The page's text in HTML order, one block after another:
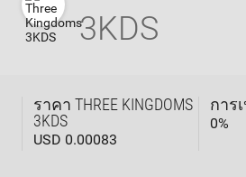
3KDS
ราคา THREE KINGDOMS
3KDS
USD 0.00083
การ
0%